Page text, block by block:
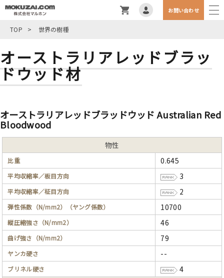
お問い合わせ
TOP > 世界の樹種
オーストラリアレッドブラッ
ドウッド材
オーストラリアレッドブラッドウッド Australian Red
Bloodwood
物性
比重 0.645
平均収縮率／板目方向 3
平均収縮率／柾目方向 2
弾性係数（N/mm2）（ヤング係数） 10700
縦圧縮強さ（N/mm2） 46
曲げ強さ（N/mm2） 79
ヤンカ硬さ --
ブリネル硬さ
4